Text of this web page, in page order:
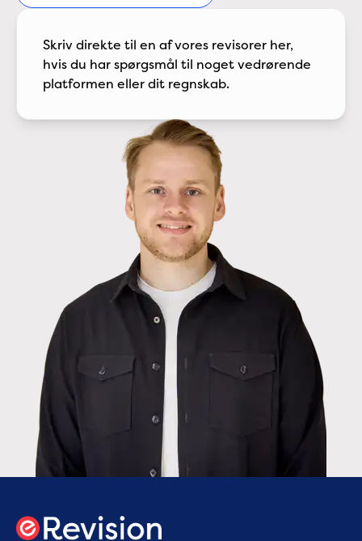
Skriv direkte til en af vores revisorer her,
hvis du har spørgsmål til noget vedrørende
platformen eller dit regnskab.